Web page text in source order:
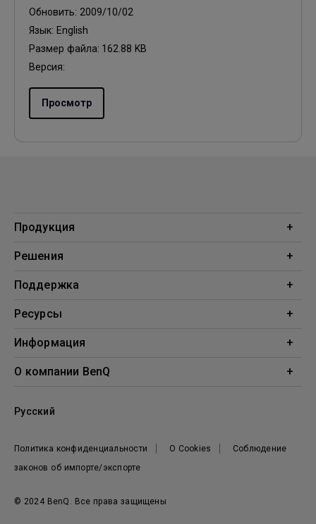
Обновить: 2009/10/02
Язык: English
Размер файла: 162.88 KB
Версия:
Просмотр
Продукция
Проекторы
Решения
Образование
Поддержка
Поддержка
Ресурсы
Проекционный калькулятор
Информация
BenQ AQCOLOR
О компании BenQ
Новости
© 2024 BenQ. Все права защищены
Политика конфиденциальности О Cookies
Соблюдение
законов об импорте/экспорте
Русский